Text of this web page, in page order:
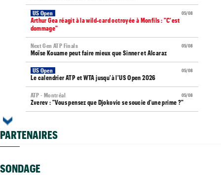
05/08
US Open
Arthur Gea réagit à la wild-card octroyée à Monfils : "C'est
dommage"
05/08
Next Gen ATP Finals
Moïse Kouame peut faire mieux que Sinner et Alcaraz
05/08
US Open
Le calendrier ATP et WTA jusqu'à l'US Open 2026
05/08
ATP - Montréal
Zverev : "Vous pensez que Djokovic se soucie d’une prime ?"
Vancouver (CH)
PARTENAIRES
SONDAGE